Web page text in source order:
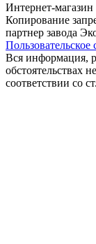
Интернет-
Копирование
партнер завода
Пользовательское
Вся информация,
обстоятельствах
соответствии со